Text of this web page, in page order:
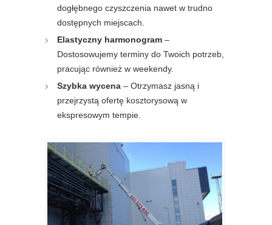
dogłębnego czyszczenia nawet w trudno
dostępnych miejscach.
Elastyczny harmonogram –
Dostosowujemy terminy do Twoich potrzeb,
pracując również w weekendy.
Szybka wycena – Otrzymasz jasną i
przejrzystą ofertę kosztorysową w
ekspresowym tempie.